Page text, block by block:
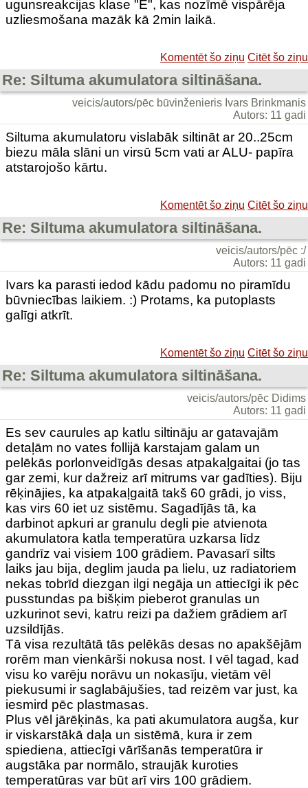
ugunsreakcijas klase "E", kas nozīmē vispārēja
uzliesmošana mazāk kā 2min laikā.
Komentēt šo ziņu Citēt šo ziņu
Re: Siltuma akumulatora siltināšana.
veicis/autors/pēc būvinženieris Ivars Brinkmanis
Autors: 11 gadi
Siltuma akumulatoru vislabāk siltināt ar 20..25cm
biezu māla slāni un virsū 5cm vati ar ALU- papīra
atstarojošo kārtu.
Komentēt šo ziņu Citēt šo ziņu
Re: Siltuma akumulatora siltināšana.
veicis/autors/pēc :/
Autors: 11 gadi
Ivars ka parasti iedod kādu padomu no piramīdu
būvniecības laikiem. :) Protams, ka putoplasts
galīgi atkrīt.
Komentēt šo ziņu Citēt šo ziņu
Re: Siltuma akumulatora siltināšana.
veicis/autors/pēc Didims
Autors: 11 gadi
Es sev caurules ap katlu siltināju ar gatavajām
detaļām no vates follijā karstajam galam un
pelēkās porlonveidīgās desas atpakaļgaitai (jo tas
gar zemi, kur dažreiz arī mitrums var gadīties). Biju
rēķinājies, ka atpakaļgaitā takš 60 grādi, jo viss,
kas virs 60 iet uz sistēmu. Sagadījās tā, ka
darbinot apkuri ar granulu degli pie atvienota
akumulatora katla temperatūra uzkarsa līdz
gandrīz vai visiem 100 grādiem. Pavasarī silts
laiks jau bija, deglim jauda pa lielu, uz radiatoriem
nekas tobrīd diezgan ilgi negāja un attiecīgi ik pēc
pusstundas pa bišķim pieberot granulas un
uzkurinot sevi, katru reizi pa dažiem grādiem arī
uzsildījās.
Tā visa rezultātā tās pelēkās desas no apakšējām
rorēm man vienkārši nokusa nost. I vēl tagad, kad
visu ko varēju norāvu un nokasīju, vietām vēl
piekusumi ir saglabājušies, tad reizēm var just, ka
iesmird pēc plastmasas.
Plus vēl jārēķinās, ka pati akumulatora augša, kur
ir viskarstākā daļa un sistēmā, kura ir zem
spiediena, attiecīgi vārīšanās temperatūra ir
augstāka par normālo, straujāk kuroties
temperatūras var būt arī virs 100 grādiem.